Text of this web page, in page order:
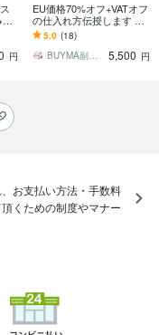
円
EU価格70%オフ+VATオフ
の仕入れ方伝授します 交
渉なし！メールを送るだ
けでハイブランドを安く
購入する方法
5.0 (18)
BUYMA副業アドバイザー・クロッキー
5,500 円
お支払い方法・手数料
くための制度やマナー